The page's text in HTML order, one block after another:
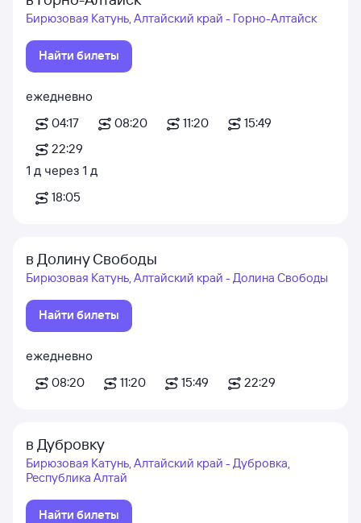
Бирюзовая Катунь, Алтайский край - Горно-Алтайск
Найти билеты
ежедневно
04:17
08:20 11:20
15:49
22:29
1 д через 1 д
18:05
в Долину Свободы
Бирюзовая Катунь, Алтайский край - Долина Свободы
Найти билеты
ежедневно
08:20
11:20 15:49 22:29
в Дубровку
Бирюзовая Катунь, Алтайский край - Дубровка,
Республика Алтай
Найти билеты